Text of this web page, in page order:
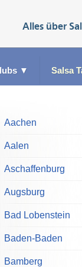
Alles über
▼ Salsa
Aachen
Aalen
Aschaffenburg
Augsburg
Bad Lobenstein
Baden-Baden
Bamberg